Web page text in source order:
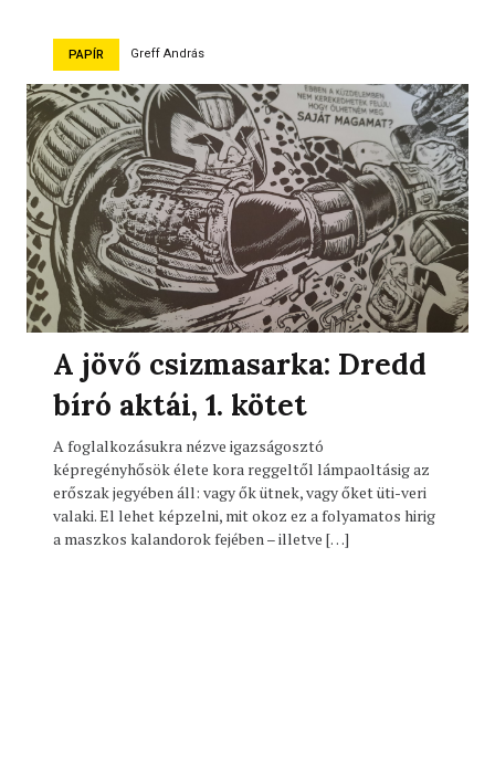
PAPÍR Greff András
A jövő csizmasarka: Dredd
bíró aktái, 1. kötet
A foglalkozásukra nézve igazságosztó
képregényhősök élete kora reggeltől lámpaoltásig az
erőszak jegyében áll: vagy ők ütnek, vagy őket üti-veri
valaki. El lehet képzelni, mit okoz ez a folyamatos hirig
a maszkos kalandorok fejében – illetve […]